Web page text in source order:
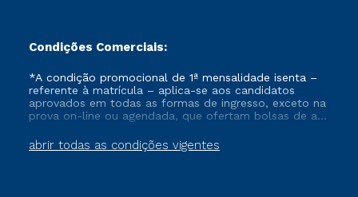
Condições Comerciais:
abrir todas as condições vigentes
*A condição promocional de 1ª mensalidade isenta –
referente à matrícula – aplica-se aos candidatos
aprovados em todas as formas de ingresso, exceto na
prova on-line ou agendada, que ofertam bolsas de até
vigente, que ainda não tenham efetivado e/ou não
tenham cancelado ou trancado sua matrícula em uma